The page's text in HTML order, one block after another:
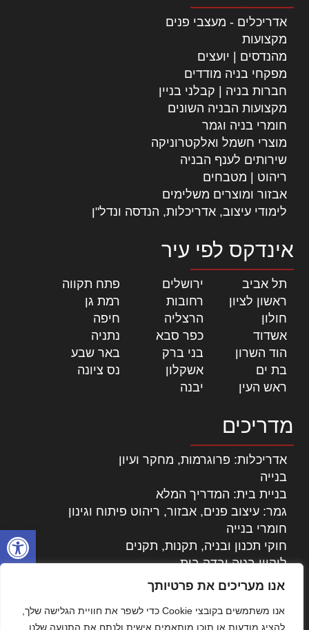
פתח
אנו מעריכים את פרטיותך
אנו משתמשים בקובצי Cookie כדי לשפר את חוויית הגלישה שלך,
להציג מודעות או תוכן מותאמים אישית ולנתח את התנועה שלנו.
אדריכלים - מעצבי פנים
מקצועות
מהנדסים | יועצים
מפקחי בניה מודדים
חברות בניה | קבלני בניין
מקצועות הבניה השונים
חומרי בניה וגמר
מוצרי חשמל ואלקטרוניקה
שירותים לענף הבניה
ריהוט | מטבחים
אבזור ומוצרים משלימים
לימודי עיצוב, אדריכלות, הנדסה ונדל"ן
אינדקס לפי עיר
תל אביב ירושלים פתח תקווה
ראשון לציון
רחובות רמת גן
חולון
הרצליה חיפה
אשדוד
כפר סבא נתניה
הוד השרון
בני ברק באר שבע
בת ים
אשקלון נס ציונה
ראש העין
יבנה
מדריכים
אדריכלות: פרוגרמות, מחקר ועיון
בנייה
בניית בית: המדריך המלא
גמר: עיצוב פנים, אבזור, ריהוט פיתוח וגינון
חומרי בנייה
חוקי תכנון ובניה, תקנות, תקנים
ליקויי בניה ובדק בית
נדל"ן: זכויות, אגרות ועסקאות
עקרונות ניהול אחזקה מתקדמות